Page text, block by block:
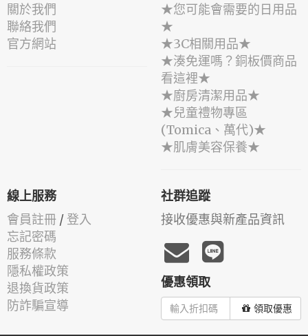
關於我們
聯絡我們
官方網站
★您可能會需要的日用品
★
★3C相關用品★
★湊免運嗎？銅板價商品
看這裡★
★廚房清潔用品★
★兒童禮物專區
(Tomica、萬代)★
★肌膚美容保養★
線上服務
會員註冊 / 登入
忘記密碼
服務條款
隱私權政策
退換貨政策
防詐騙宣導
社群追蹤
接收優惠與新產品資訊
優惠領取
領取優惠